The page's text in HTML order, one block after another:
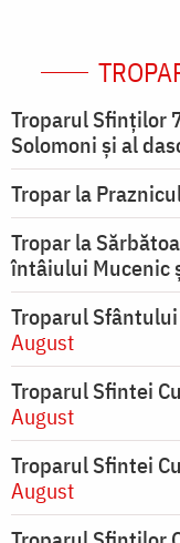
Troparul Sfinţilor
Solomoni şi al
Tropar la
Tropar la
întâiului Mucenic
Troparul
August
Troparul Sfintei
August
Troparul Sfintei
August